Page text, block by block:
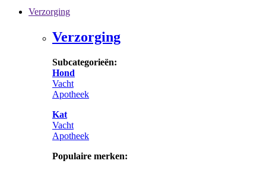
Verzorging
Verzorging
Subcategorieën:
Hond
Vacht
Apotheek
Kat
Vacht
Apotheek
Populaire merken: